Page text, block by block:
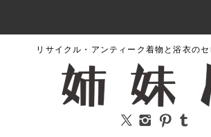
リサイクル・アンティーク着物と浴衣の